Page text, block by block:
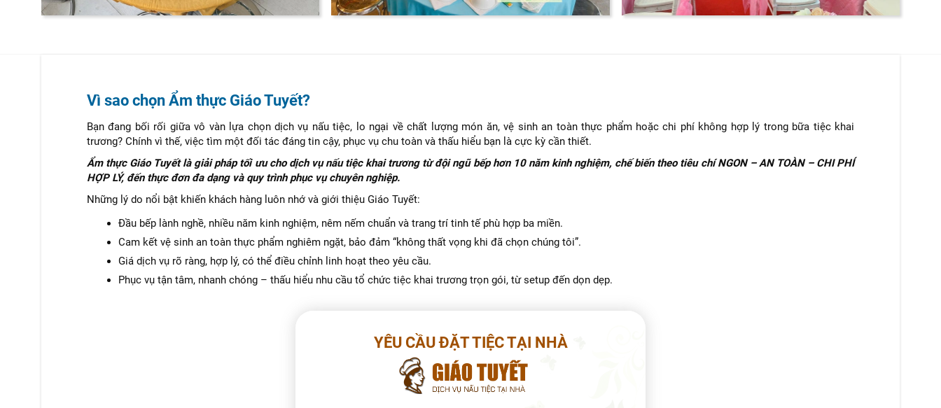
Vì sao chọn Ẩm thực Giáo Tuyết?
Bạn đang bối rối giữa vô vàn lựa chọn dịch vụ nấu tiệc, lo ngại về chất lượng món ăn, vệ sinh an toàn thực phẩm hoặc chi phí không hợp lý trong bữa tiệc khai
trương? Chính vì thế, việc tìm một đối tác đáng tin cậy, phục vụ chu toàn và thấu hiểu bạn là cực kỳ cần thiết.
Ẩm thực Giáo Tuyết là giải pháp tối ưu cho dịch vụ nấu tiệc khai trương từ đội ngũ bếp hơn 10 năm kinh nghiệm, chế biến theo tiêu chí NGON – AN TOÀN – CHI PHÍ
HỢP LÝ, đến thực đơn đa dạng và quy trình phục vụ chuyên nghiệp.
Những lý do nổi bật khiến khách hàng luôn nhớ và giới thiệu Giáo Tuyết:
Đầu bếp lành nghề, nhiều năm kinh nghiệm, nêm nếm chuẩn và trang trí tinh tế phù hợp ba miền.
Cam kết vệ sinh an toàn thực phẩm nghiêm ngặt, bảo đảm “không thất vọng khi đã chọn chúng tôi”.
Giá dịch vụ rõ ràng, hợp lý, có thể điều chỉnh linh hoạt theo yêu cầu.
Phục vụ tận tâm, nhanh chóng – thấu hiểu nhu cầu tổ chức tiệc khai trương trọn gói, từ setup đến dọn dẹp.
YÊU CẦU ĐẶT TIỆC TẠI NHÀ